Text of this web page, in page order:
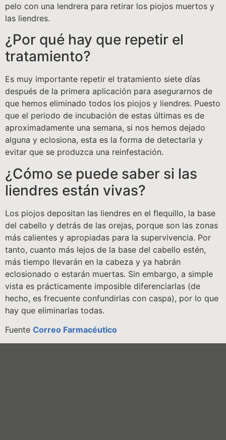
pelo con una lendrera para retirar los piojos muertos y
las liendres.
¿Por qué hay que repetir el
tratamiento?
Es muy importante repetir el tratamiento siete días
después de la primera aplicación para asegurarnos de
que hemos eliminado todos los piojos y liendres. Puesto
que el periodo de incubación de estas últimas es de
aproximadamente una semana, si nos hemos dejado
alguna y eclosiona, esta es la forma de detectarla y
evitar que se produzca una reinfestación.
¿Cómo se puede saber si las
liendres están vivas?
Los piojos depositan las liendres en el flequillo, la base
del cabello y detrás de las orejas, porque son las zonas
más calientes y apropiadas para la supervivencia. Por
tanto, cuanto más lejos de la base del cabello estén,
más tiempo llevarán en la cabeza y ya habrán
eclosionado o estarán muertas. Sin embargo, a simple
vista es prácticamente imposible diferenciarlas (de
hecho, es frecuente confundirlas con caspa), por lo que
hay que eliminarlas todas.
Fuente Correo Farmacéutico